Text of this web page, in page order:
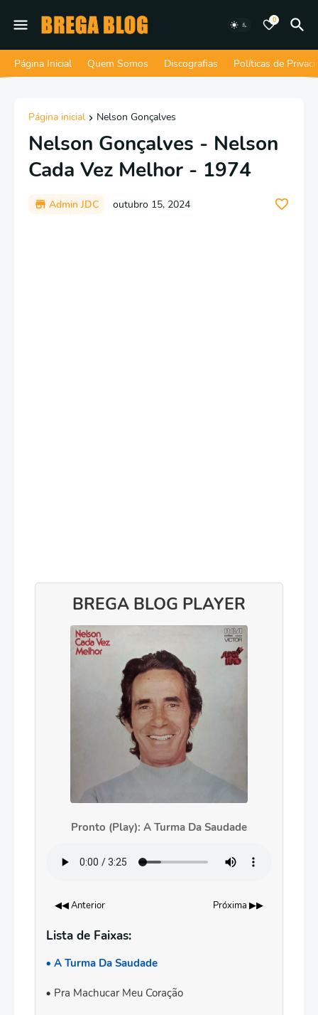
0
Página Inicial Quem Somos Discografias Políticas de
Página inicial Nelson Gonçalves
Nelson Gonçalves - Nelson
Cada Vez Melhor - 1974
Admin JDC outubro 15, 2024
BREGA BLOG PLAYER
Pronto (Play): A Turma Da Saudade
◀◀ Anterior Próxima ▶▶
Lista de Faixas:
A Turma Da Saudade
Pra Machucar Meu Coração